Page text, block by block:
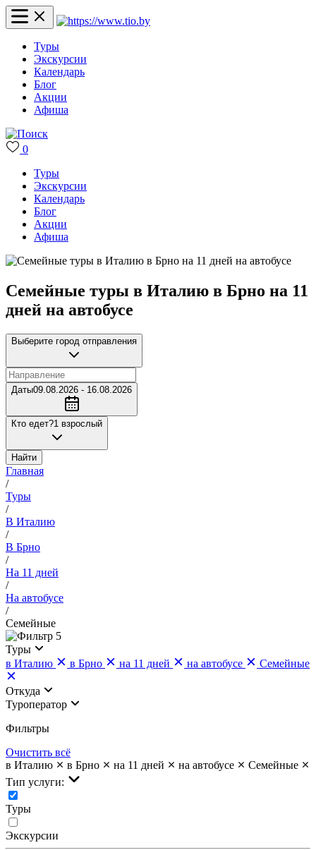
Туры
Экскурсии
Календарь
Блог
Акции
Афиша
0
Туры
Экскурсии
Календарь
Блог
Акции
Афиша
Семейные туры в Италию в Брно на 11
дней на автобусе
Выберите город отправления
Даты09.08.2026 - 16.08.2026
Кто едет?1 взрослый
Найти
Главная
/
Туры
/
В Италию
/
В Брно
/
На 11 дней
/
На автобусе
/
Семейные
5
Туры
в Италию
в Брно на 11 дней на автобусе Семейные
Откуда
Туроператор
Фильтры
Очистить всё
в Италию
в Брно на 11 дней на автобусе
Семейные
Тип услуги:
Туры
Экскурсии